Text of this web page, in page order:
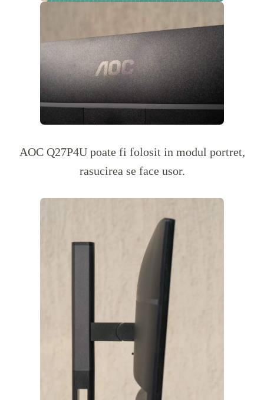
AOC Q27P4Upoate fi folosit in modul portret,
rasucirea se face usor.